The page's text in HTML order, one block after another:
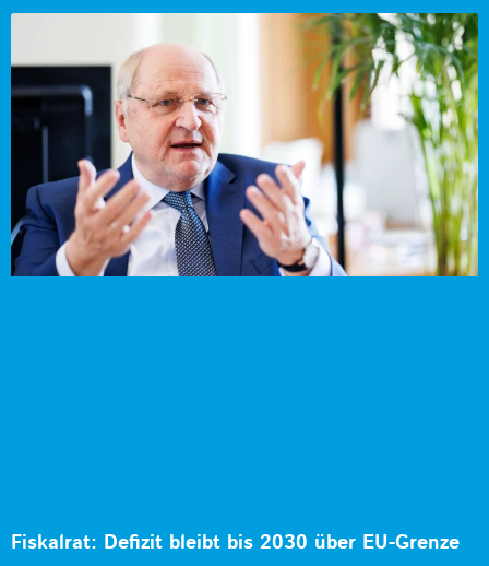
Fiskalrat: Defizit bleibt bis 2030 über EU-Grenze